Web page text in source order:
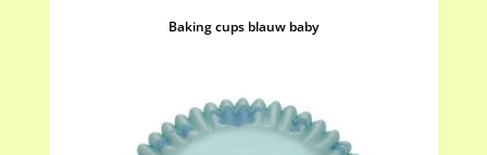
Baking cups blauw baby